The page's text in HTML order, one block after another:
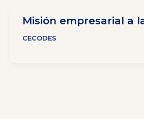
Misión empresarial a
CECODES